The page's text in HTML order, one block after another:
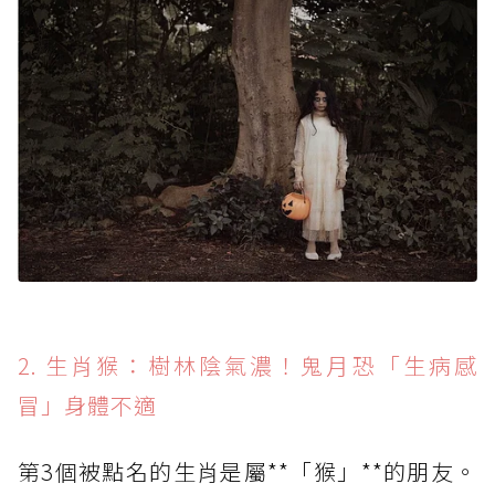
2. 生肖猴：樹林陰氣濃！鬼月恐「生病感
冒」身體不適
第3個被點名的生肖是屬**「猴」**的朋友。